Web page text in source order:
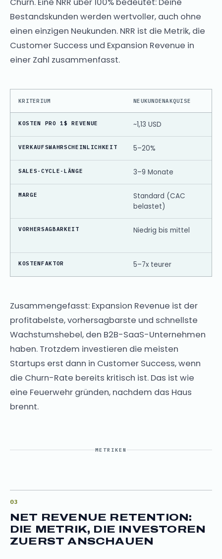
Bestandskunden werden wertvoller, auch ohne
einen einzigen Neukunden. NRR ist die Metrik, die
Customer Success und Expansion Revenue in
einer Zahl zusammenfasst.
KRITERIUM NEUKUNDENAKQUISE
KOSTEN PRO 1$ REVENUE ~1,13 USD
VERKAUFSWAHRSCHEINLICHKEIT 5–20%
SALES-CYCLE-LÄNGE 3–9 Monate
MARGE
Standard (CAC
belastet)
VORHERSAGBARKEIT Niedrig bis mittel
KOSTENFAKTOR 5–7x teurer
Zusammengefasst: Expansion Revenue ist der
profitabelste, vorhersagbarste und schnellste
Wachstumshebel, den B2B-SaaS-Unternehmen
haben. Trotzdem investieren die meisten
Startups erst dann in Customer Success, wenn
die Churn-Rate bereits kritisch ist. Das ist wie
eine Feuerwehr gründen, nachdem das Haus
brennt.
METRIKEN
NET REVENUE RETENTION:
DIE METRIK, DIE INVESTOREN
ZUERST ANSCHAUEN